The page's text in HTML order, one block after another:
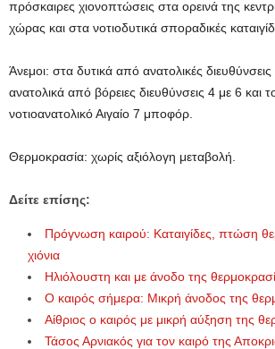
πρόσκαιρες χιονοπτώσεις στα ορεινά της
χώρας και στα νοτιοδυτικά σποραδικές
Άνεμοι: στα δυτικά από ανατολικές
ανατολικά από βόρειες διευθύνσεις 4 με 6 και
νοτιοανατολικό Αιγαίο 7 μποφόρ.
Θερμοκρασία: χωρίς αξιόλογη μεταβολή.
Δείτε επίσης:
Πρόγνωση καιρού: Καταιγίδες, πτώση
χιόνια
Hλιόλουστη και με άνοδο της
Ο καιρός σήμερα: Μικρή άνοδος της
Αίθριος ο καιρός με μικρή αύξηση της
Τάσος Αρνιακός για τον καιρό της